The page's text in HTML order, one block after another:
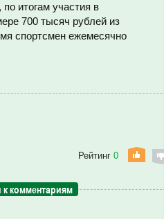
по итогам участия в
700 тысяч рублей из
спортсмен ежемесячно
Рейтинг 0
к комментариям